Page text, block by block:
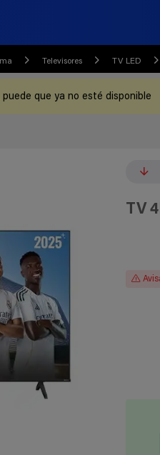
Televisores TV LED
que ya no esté disponible
TV